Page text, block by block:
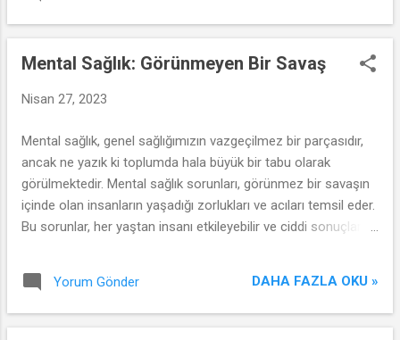
Mental Sağlık: Görünmeyen Bir Savaş
Nisan 27, 2023
Mental sağlık, genel sağlığımızın vazgeçilmez bir parçasıdır,
ancak ne yazık ki toplumda hala büyük bir tabu olarak
görülmektedir. Mental sağlık sorunları, görünmez bir savaşın
içinde olan insanların yaşadığı zorlukları ve acıları temsil eder.
Bu sorunlar, her yaştan insanı etkileyebilir ve ciddi sonuçlar
Yorum Gönder DAHA FAZLA OKU »